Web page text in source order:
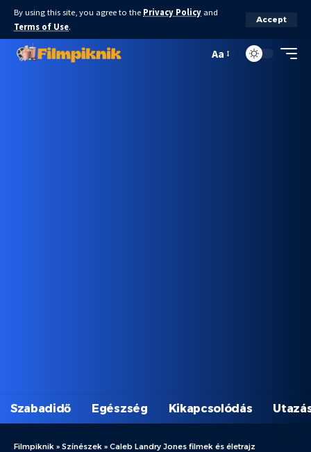
By using this site, you agree to the Privacy Policy and
Terms of Use.
Accept
Aa
Szabadidő Egészség Kikapcsolódás
Filmpiknik » Színészek » Caleb Landry Jones filmek és életrajz